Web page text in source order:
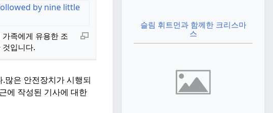
족에게 유용한 조
것입니다.
.많은 안전장치가 시행되
에 작성된 기사에 대한
슬림 휘트먼과 함께한 크리스마
스